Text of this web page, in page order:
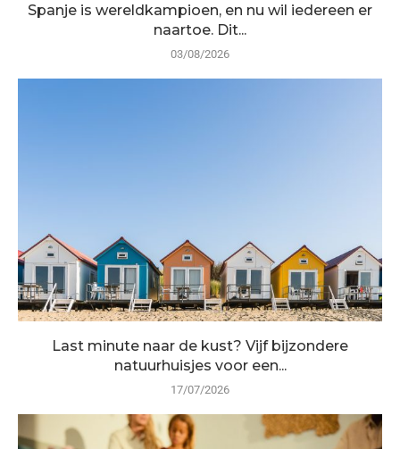
Spanje is wereldkampioen, en nu wil iedereen er
naartoe. Dit...
03/08/2026
Last minute naar de kust? Vijf bijzondere
natuurhuisjes voor een...
17/07/2026